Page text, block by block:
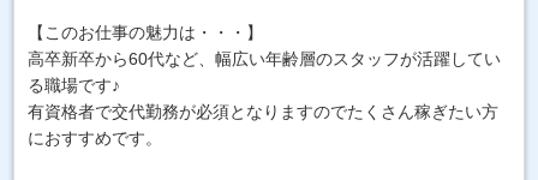
【このお仕事の魅力は・・・】
高卒新卒から60代など、幅広い年齢層のスタッフが活躍してい
る職場です♪
有資格者で交代勤務が必須となりますのでたくさん稼ぎたい方
におすすめです。